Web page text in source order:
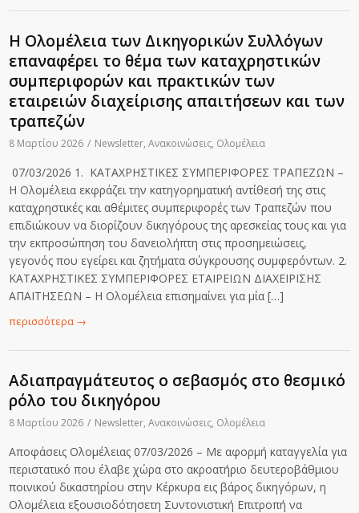
Η Ολομέλεια των Δικηγορικών Συλλόγων
επαναφέρει το θέμα των καταχρηστικών
συμπεριφορών και πρακτικών των
εταιρειών διαχείρισης απαιτήσεων και των
τραπεζών
8 Μαρτίου 2026 / Newsletter,Ανακοινώσεις, Ολομέλεια
07/03/2026 1. KΑΤΑΧΡΗΣΤΙΚΕΣ ΣΥΜΠΕΡΙΦΟΡΕΣ ΤΡΑΠΕΖΩN –
Η Ολομέλεια εκφράζει την κατηγορηματική αντίθεσή της στις
καταχρηστικές και αθέμιτες συμπεριφορές των Τραπεζών που
επιδιώκουν να διορίζουν δικηγόρους της αρεσκείας τους και για
την εκπροσώπηση του δανειολήπτη στις προσημειώσεις,
γεγονός που εγείρει και ζητήματα σύγκρουσης συμφερόντων. 2.
ΚΑΤΑΧΡΗΣΤΙΚΕΣ ΣΥΜΠΕΡΙΦΟΡΕΣ ΕΤΑΙΡΕΙΩΝ ΔΙΑΧΕΙΡΙΣΗΣ
ΑΠΑΙΤΗΣΕΩΝ – Η Ολομέλεια επισημαίνει για μία […]
περισσότερα →
Αδιαπραγμάτευτος ο σεβασμός στο θεσμικό
ρόλο του δικηγόρου
8 Μαρτίου 2026 / Newsletter,Ανακοινώσεις, Ολομέλεια
Αποφάσεις Ολομέλειας 07/03/2026 – Με αφορμή καταγγελία για
περιστατικό που έλαβε χώρα στο ακροατήριο δευτεροβάθμιου
ποινικού δικαστηρίου στην Κέρκυρα εις βάρος δικηγόρων, η
Ολομέλεια εξουσιοδότησετη Συντονιστική Επιτροπή να